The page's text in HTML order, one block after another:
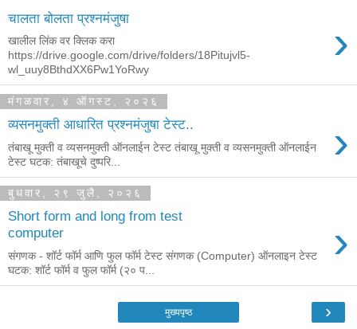
चालता बोलता प्रश्नमंजुषा ›
खालील लिंक वर क्लिक करा
https://drive.google.com/drive/folders/18Pitujvl5-
wl_uuy8BthdXX6Pw1YoRwy
मंगळवार, ४ ऑगस्ट, २०२६
व्यसनमुक्ती आधारित प्रश्नमंजुषा टेस्ट.. ›
तंबाखू मुक्ती व व्यसनमुक्ती ऑनलाईन टेस्ट तंबाखू मुक्ती व व्यसनमुक्ती ऑनलाईन
टेस्ट घटक: तंबाखूचे दुष्परि...
बुधवार, २९ जुलै, २०२६
Short form and long from test
computer
›
संगणक - शॉर्ट फॉर्म आणि फुल फॉर्म टेस्ट संगणक (Computer) ऑनलाइन टेस्ट
घटक: शॉर्ट फॉर्म व फुल फॉर्म (२० प...
›
मुख्यपृष्ठ